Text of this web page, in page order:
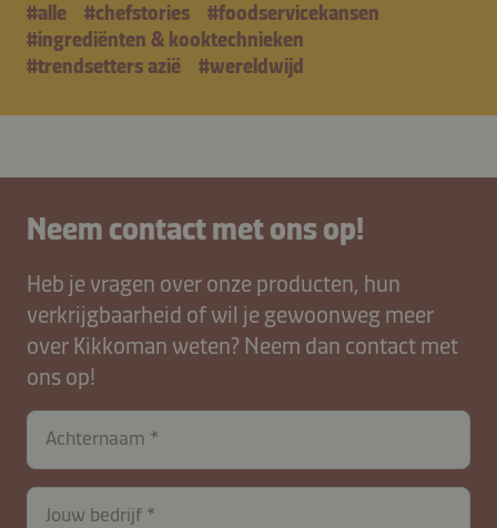
#alle #chefstories
#foodservicekansen
#ingrediënten & kooktechnieken
#trendsetters azië
#wereldwijd
Neem contact met ons op!
Heb je vragen over onze producten, hun
verkrijgbaarheid of wil je gewoonweg meer
over Kikkoman weten? Neem dan contact met
ons op!
Achternaam
Jouw bedrijf